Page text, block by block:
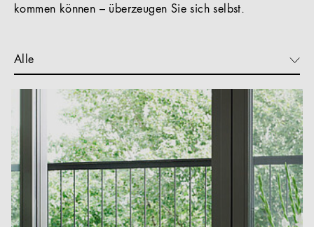
kommen können – überzeugen Sie sich selbst.
Alle